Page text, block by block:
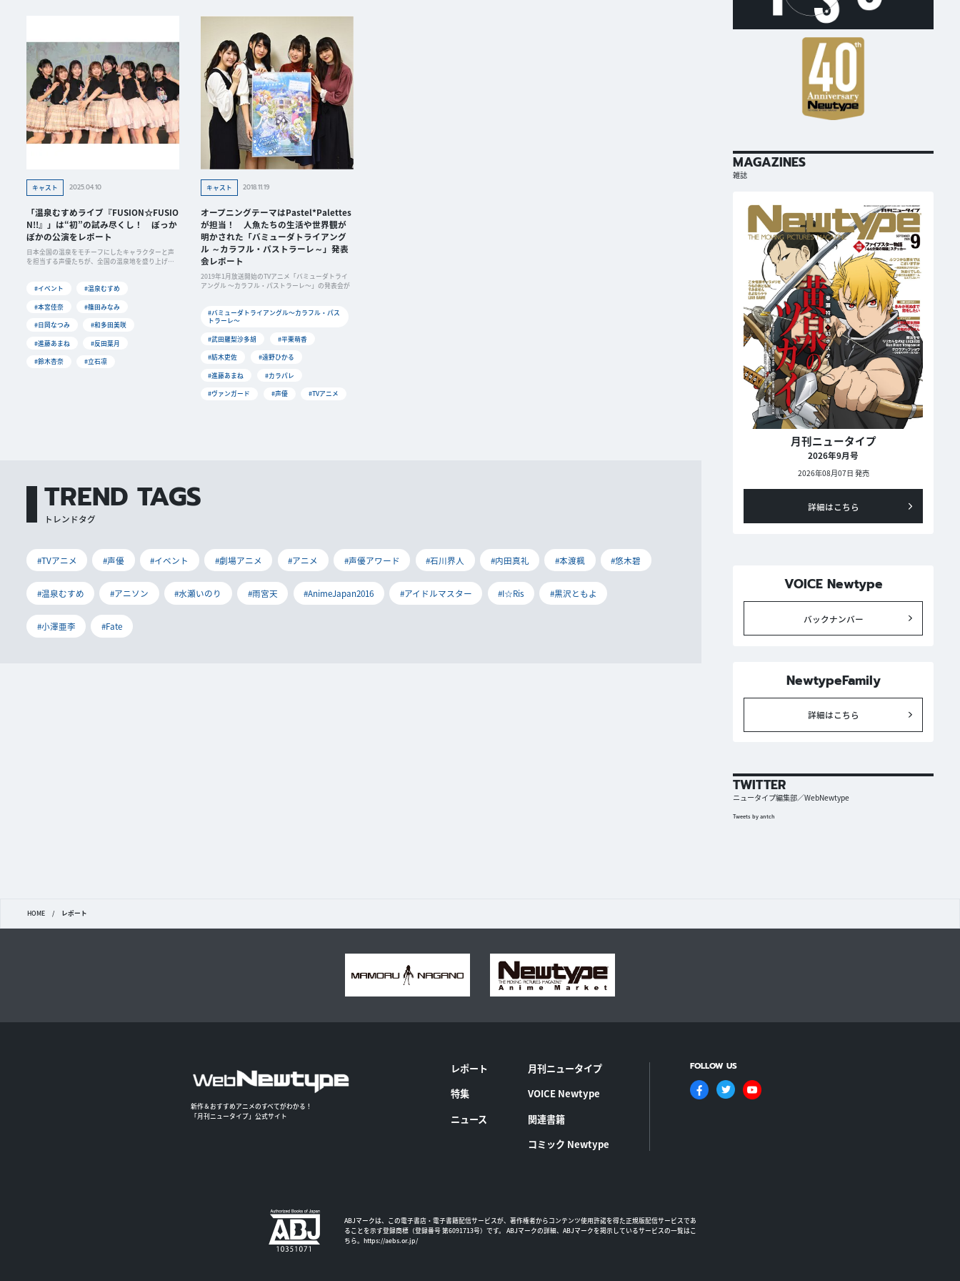
キャスト 2025.04.10
「温泉むすめライブ『FUSION☆FUSIO
N!!』」は“初”の試み尽くし！ ぽっか
ぽかの公演をレポート
日本全国の温泉をモチーフにしたキャラクターと声
を担当する声優たちが、全国の温泉地を盛り上げる
日（土）に東...
#イベント
#温泉むすめ
#本宮佳奈
#篠田みなみ
#日岡なつみ
#和多田美咲
#進藤あまね
#反田葉月
#鈴木杏奈
#立石凛
キャスト 2018.11.19
オープニングテーマはPastel*Palettes
が担当！ 人魚たちの生活や世界観が
明かされた「バミューダトライアング
ル ～カラフル・パストラーレ～」発表
会レポート
2019年1月放送開始のTVアニメ「バミューダトライ
アングル 〜カラフル・パストラーレ〜」の発表会が
#バミューダトライアングル〜カラフル・パス
トラーレ〜
#武田羅梨沙多胡
#平栗萌香
#紡木吏佐
#遠野ひかる
#進藤あまね
#カラパレ
#ヴァンガード
#声優 #TVアニメ
TREND TAGS
トレンドタグ
#TVアニメ #声優 #イベント #劇場アニメ #アニメ #声優アワード #石川界人 #内田真礼 #本渡楓 #悠木碧
#温泉むすめ #アニソン #水瀬いのり #雨宮天 #AnimeJapan2016 #アイドルマスター #I☆Ris #黒沢ともよ
#小澤亜李 #Fate
MAGAZINES
雑誌
月刊ニュータイプ
2026年9月号
2026年08月07日 発売
詳細はこちら
VOICE Newtype
バックナンバー
NewtypeFamily
詳細はこちら
TWITTER
ニュータイプ編集部／WebNewtype
Tweets by antch
HOME / レポート
新作＆おすすめアニメのすべてがわかる！
「月刊ニュータイプ」公式サイト
レポート
特集
ニュース
月刊ニュータイプ
VOICE Newtype
関連書籍
コミック Newtype
FOLLOW US
ABJマークは、この電子書店・電子書籍配信サービスが、著作権者からコンテンツ使用許諾を得た正規版配信サービスであ
ることを示す登録商標（登録番号 第6091713号）です。 ABJマークの詳細、ABJマークを掲示しているサービスの一覧はこ
ちら。 https://aebs.or.jp/